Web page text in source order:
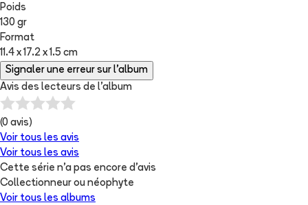
Poids
130 gr
Format
11.4 x 17.2 x 1.5 cm
Signaler une erreur sur l'album
Avis des lecteurs de l'album
(0 avis)
Voir tous les avis
Voir tous les avis
Cette série n'a pas encore d'avis
Collectionneur ou néophyte
Voir tous les albums